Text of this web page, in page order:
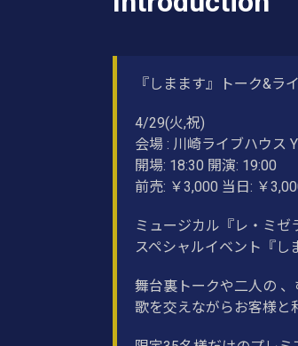
『しまます』トーク&ラ
4/29(火,祝)
会場 : 川崎ライブハウス
開場: 18:30 開演: 19:00
前売: ￥3,000 当日: ￥
ミュージカル『レ・ミゼ
スペシャルイベント『し
舞台裏トークや二人の 、
歌を交えながらお客様と